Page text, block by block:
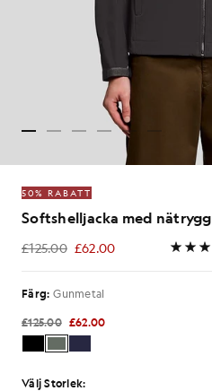
50% RABATT
Softshelljacka med nätrygg
£125.00 £62.00
£62.00
Färg: Gunmetal
£125.00 £62.00
Välj Storlek: